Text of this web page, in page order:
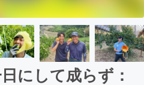
にして成らず：